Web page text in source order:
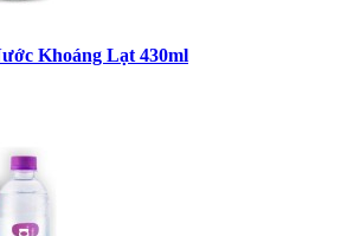
Khoáng Lạt 430ml